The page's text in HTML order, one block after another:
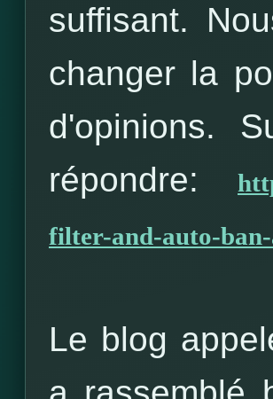
suffisant.
changer la
d'opinions.
répondre:
filter-and-auto-
Le blog